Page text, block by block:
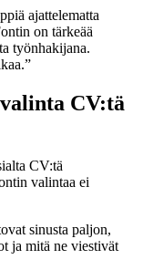
ajattelematta
on tärkeää
työnhakijana.
CV:tä
CV:tä
valintaa ei
sinusta paljon,
ja mitä ne viestivät